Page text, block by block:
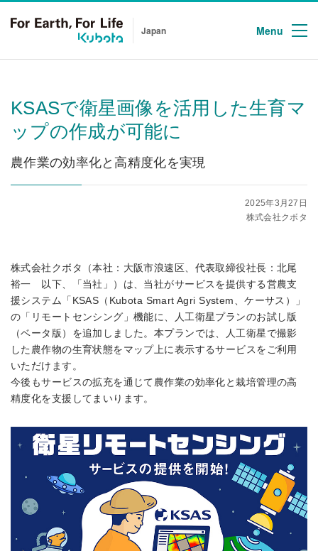
Japan Menu
KSASで衛星画像を活用した生育マ
ップの作成が可能に
農作業の効率化と高精度化を実現
2025年3月27日
株式会社クボタ
株式会社クボタ（本社：大阪市浪速区、代表取締役社長：北尾
裕一 以下、「当社」）は、当社がサービスを提供する営農支
援システム「KSAS（Kubota Smart Agri System、ケーサス）」
の「リモートセンシング」機能に、人工衛星プランのお試し版
（ベータ版）を追加しました。本プランでは、人工衛星で撮影
した農作物の生育状態をマップ上に表示するサービスをご利用
いただけます。
今後もサービスの拡充を通じて農作業の効率化と栽培管理の高
精度化を支援してまいります。